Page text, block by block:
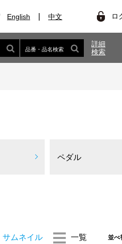
English 中文 ロ
品番・品名検索
詳細
検索
ペダル
サムネイル 一覧 並べ